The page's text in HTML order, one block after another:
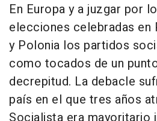
En Europa y a juzgar por
elecciones celebradas en
y Polonia los partidos
como tocados de un
decrepitud. La debacle
país en el que tres años